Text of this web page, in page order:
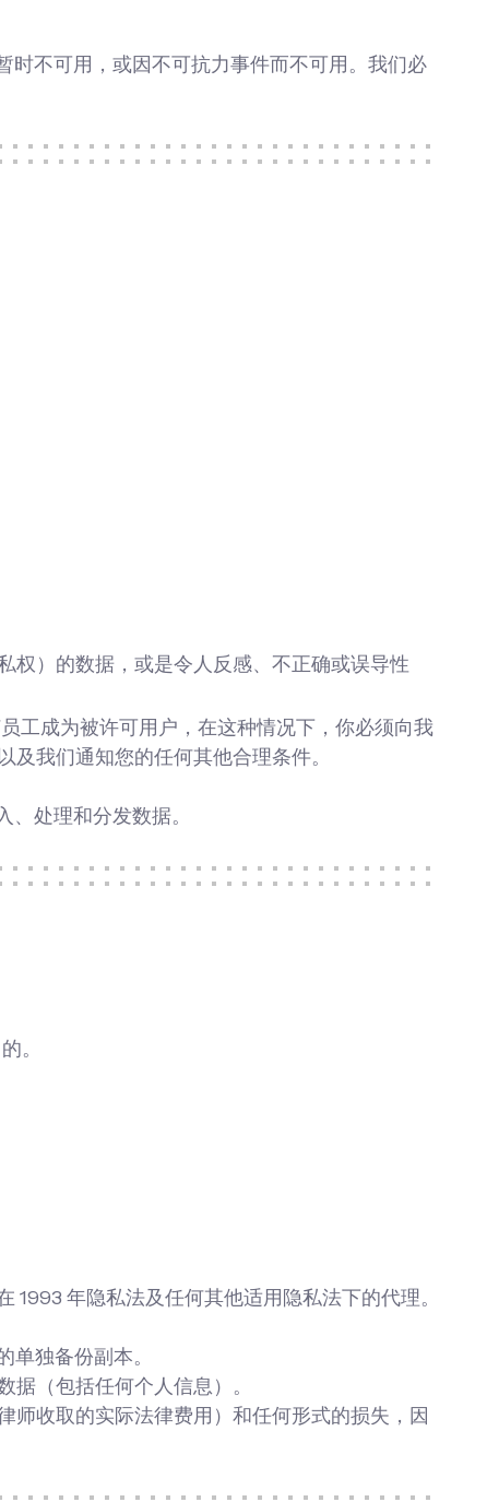
时不可用，或因不可抗力事件而不可用。我们必
权）的数据，或是令人反感、不正确或误导性
工成为被许可用户，在这种情况下，你必须向我
及我们通知您的任何其他合理条件。
处理和分发数据。
。
年隐私法及任何其他适用隐私法下的代理。
独备份副本。
（包括任何个人信息）。
师收取的实际法律费用）和任何形式的损失，因